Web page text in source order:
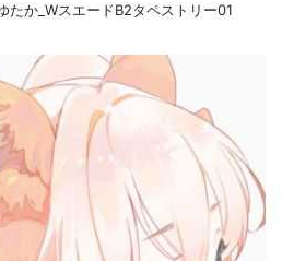
たか_WスエードB2タペストリー01